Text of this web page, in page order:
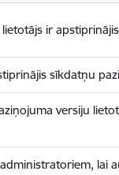
ir
sīkdatņu
versiju
lai